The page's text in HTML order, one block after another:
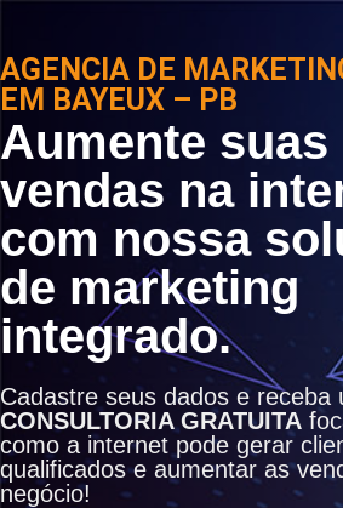
AGENCIA DE
EM BAYEUX – PB
Aumente suas
vendas na
com nossa
de marketing
integrado.
Cadastre seus dados e receba
CONSULTORIA GRATUITA
como a internet pode gerar
qualificados e aumentar as
negócio!